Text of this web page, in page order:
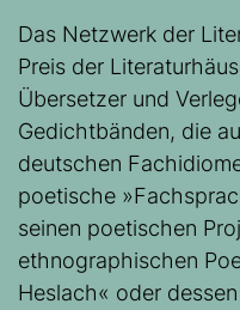
Das Netzwerk der
Preis der
Übersetzer und
Gedichtbänden, die
deutschen
poetische
seinen poetischen
ethnographischen
Heslach« oder